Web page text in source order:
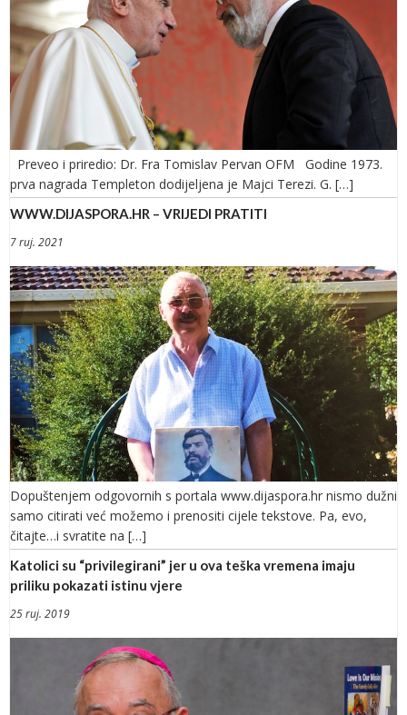
Preveo i priredio: Dr. Fra Tomislav Pervan OFM Godine 1973.
prva nagrada Templeton dodijeljena je Majci Terezi. G. […]
WWW.DIJASPORA.HR – VRIJEDI PRATITI
7 ruj. 2021
Dopuštenjem odgovornih s portala www.dijaspora.hr nismo dužni
samo citirati već možemo i prenositi cijele tekstove. Pa, evo,
čitajte…i svratite na […]
Katolici su “privilegirani” jer u ova teška vremena imaju
priliku pokazati istinu vjere
25 ruj. 2019